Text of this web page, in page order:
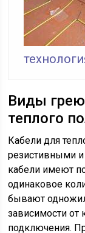
Виды
теплого
Кабели для
резистивными
кабели имеют
одинаковое
бывают
зависимости от
подключения.